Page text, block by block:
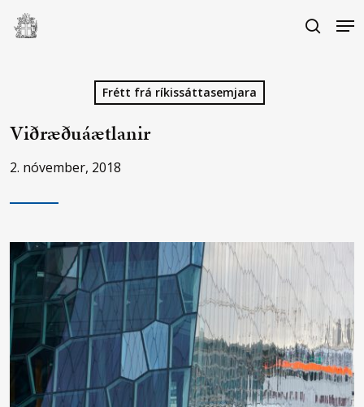
Skip
search
Frétt frá ríkissáttasemjara
Viðræðuáætlanir
2. nóvember, 2018